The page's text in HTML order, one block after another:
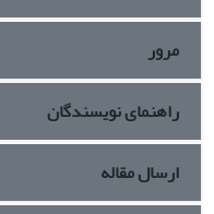
مرور
راهنمای نویسندگان
ارسال مقاله